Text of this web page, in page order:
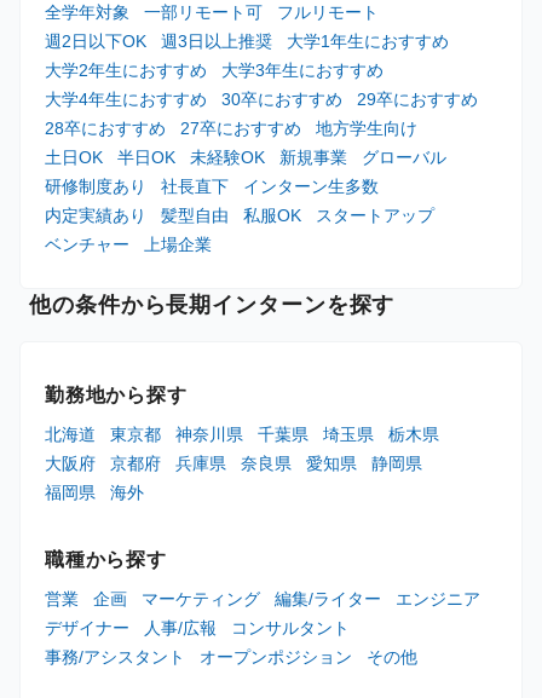
全学年対象 一部リモート可
フルリモート
週2日以下OK
週3日以上推奨
大学1年生におすすめ
大学2年生におすすめ
大学3年生におすすめ
大学4年生におすすめ
30卒におすすめ
29卒におすすめ
28卒におすすめ
27卒におすすめ
地方学生向け
土日OK
半日OK 未経験OK 新規事業
グローバル
研修制度あり
社長直下
インターン生多数
内定実績あり
髪型自由 私服OK
スタートアップ
ベンチャー
上場企業
他の条件から長期インターンを探す
勤務地から探す
北海道 東京都 神奈川県 千葉県 埼玉県
栃木県
大阪府
京都府 兵庫県 奈良県 愛知県
静岡県
福岡県
海外
職種から探す
営業 企画 マーケティング 編集/ライター
エンジニア
デザイナー
人事/広報
コンサルタント
事務/アシスタント
オープンポジション その他